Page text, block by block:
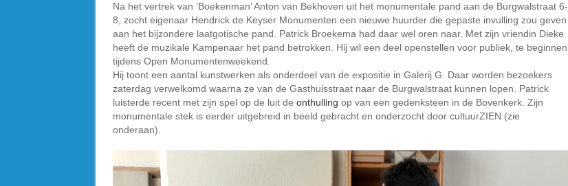
Na het vertrek van ’Boekenman’ Anton van Bekhoven uit het monumentale pand aan de Burgwalstraat 6-
8, zocht eigenaar Hendrick de Keyser Monumenten een nieuwe huurder die gepaste invulling zou geven
aan het bijzondere laatgotische pand. Patrick Broekema had daar wel oren naar. Met zijn vriendin Dieke
heeft de muzikale Kampenaar het pand betrokken. Hij wil een deel openstellen voor publiek, te beginnen
tijdens Open Monumentenweekend.
Hij toont een aantal kunstwerken als onderdeel van de expositie in Galerij G. Daar worden bezoekers
zaterdag verwelkomd waarna ze van de Gasthuisstraat naar de Burgwalstraat kunnen lopen. Patrick
luisterde recent met zijn spel op de luit de onthulling op van een gedenksteen in de Bovenkerk. Zijn
monumentale stek is eerder uitgebreid in beeld gebracht en onderzocht door cultuurZIEN (zie
onderaan).